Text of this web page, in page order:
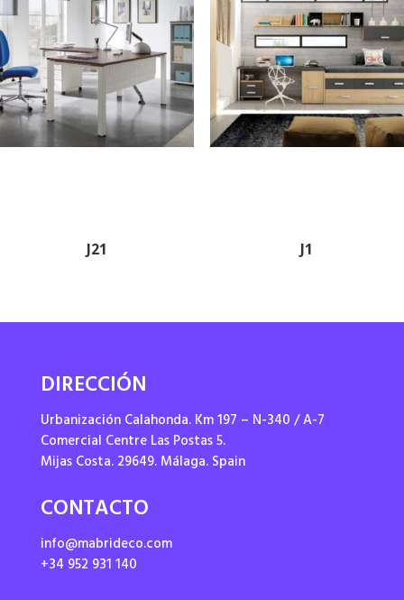
J21 J1
DIRECCIÓN
Urbanización Calahonda. Km 197 – N-340 / A-7
Comercial Centre Las Postas 5.
Mijas Costa. 29649. Málaga. Spain
CONTACTO
info@mabrideco.com
+34 952 931 140